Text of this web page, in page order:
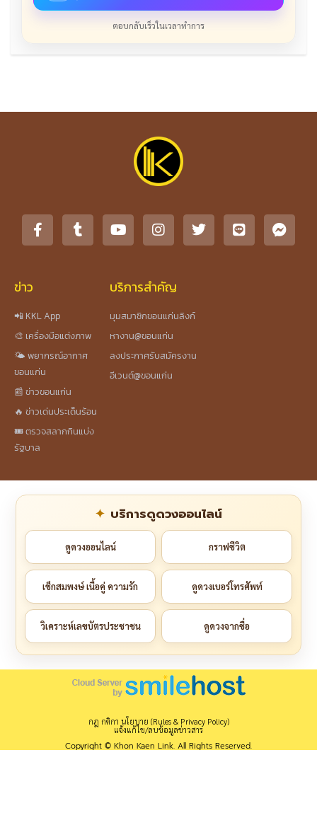
ตอบกลับเร็วในเวลาทำการ
ข่าว
📲 KKL App
🎨 เครื่องมือแต่งภาพ
🌤️ พยากรณ์อากาศ
ขอนแก่น
📰 ข่าวขอนแก่น
🔥 ข่าวเด่นประเด็นร้อน
🎟️ ตรวจสลากกินแบ่ง
รัฐบาล
บริการสำคัญ
มุมสมาชิกขอนแก่นลิงก์
หางาน@ขอนแก่น
ลงประกาศรับสมัครงาน
อีเวนต์@ขอนแก่น
บริการดูดวงออนไลน์
ดูดวงออนไลน์ กราฟชีวิต
เช็กสมพงษ์ เนื้อคู่ ความรัก ดูดวงเบอร์โทรศัพท์
วิเคราะห์เลขบัตรประชาชน ดูดวงจากชื่อ
กฎ กติกา นโยบาย (Rules & Privacy Policy)
แจ้งแก้ไข/ลบข้อมูลข่าวสาร
Copyright © Khon Kaen Link. All Rights Reserved.